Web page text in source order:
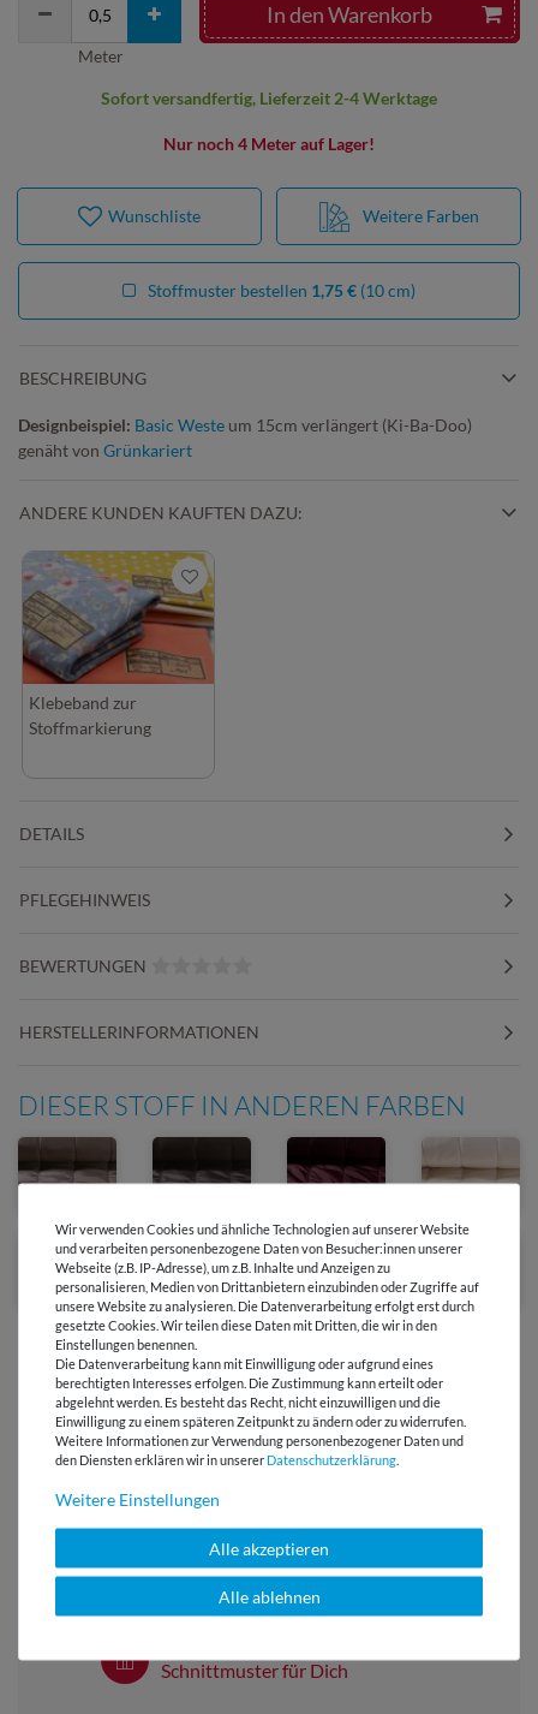
Nur noch 4 Meter auf Lager!
In den Warenkorb
Meter
Sofort versandfertig, Lieferzeit 2-4 Werktage
Weitere Farben
Wunschliste
Stoffmuster bestellen 1,75 € (10 cm)
BESCHREIBUNG
Designbeispiel: Basic Weste um 15cm verlängert (Ki-Ba-Doo)
genäht von Grünkariert
ANDERE KUNDEN KAUFTEN DAZU:
Klebeband zur
Stoffmarkierung
DETAILS
PFLEGEHINWEIS
BEWERTUNGEN
HERSTELLERINFORMATIONEN
DIESER STOFF IN ANDEREN FARBEN
Versandkostenfrei ab 60 € -
Lieferung mit DHL
E-Mail Kundenservice
Antwort in 24h
Über 98% positive
Bewertungen
Schnittmuster für Dich
Wir verwenden Cookies und ähnliche Technologien auf unserer Website
und verarbeiten personenbezogene Daten von Besucher:innen unserer
Webseite (z.B. IP-Adresse), um z.B. Inhalte und Anzeigen zu
personalisieren, Medien von Drittanbietern einzubinden oder Zugriffe auf
unsere Website zu analysieren. Die Datenverarbeitung erfolgt erst durch
gesetzte Cookies. Wir teilen diese Daten mit Dritten, die wir in den
Einstellungen benennen.
Die Datenverarbeitung kann mit Einwilligung oder aufgrund eines
berechtigten Interesses erfolgen. Die Zustimmung kann erteilt oder
abgelehnt werden. Es besteht das Recht, nicht einzuwilligen und die
Einwilligung zu einem späteren Zeitpunkt zu ändern oder zu widerrufen.
Weitere Informationen zur Verwendung personenbezogener Daten und
den Diensten erklären wir in unserer Daten­schutz­erklärung
Weitere Einstellungen
Alle akzeptieren
Alle ablehnen